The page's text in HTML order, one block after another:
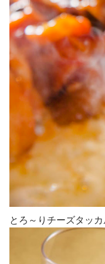
とろ～りチーズタッ